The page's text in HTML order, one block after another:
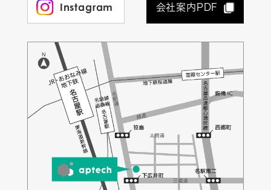
Instagram 会社案内PDF